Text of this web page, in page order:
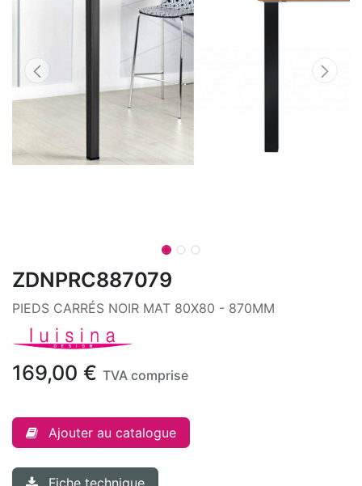
ZDNPRC887079
PIEDS CARRÉS NOIR MAT 80X80 - 870MM
169,00 € TVA comprise
Ajouter au catalogue